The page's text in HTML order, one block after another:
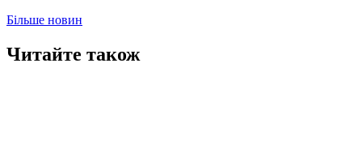
Більше новин
Читайте також